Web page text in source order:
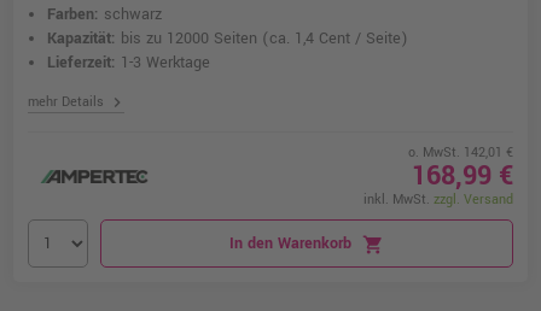
Farben: schwarz
Kapazität: bis zu 12000 Seiten (ca. 1,4 Cent / Seite)
Lieferzeit: 1-3 Werktage
mehr Details chevron_right
o. MwSt. 142,01 €
168,99 €
inkl. MwSt. zzgl. Versand
In den Warenkorb shopping_cart